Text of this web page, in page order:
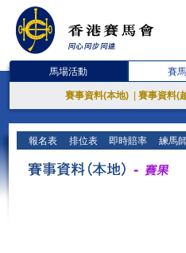
馬場活動 賽
賽事資料(本地) 賽事資料(
報名表 排位表 即時賠率 練馬